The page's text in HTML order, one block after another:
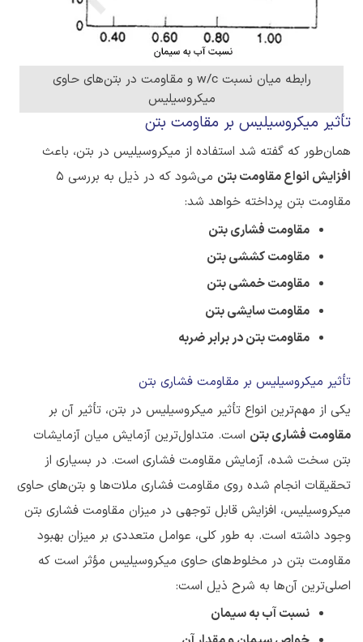
رابطه میان نسبت w/c و مقاومت در بتن‌های حاوی
میکروسیلیس
تأثیر میکروسیلیس بر مقاومت بتن
همان‌طور که گفته شد استفاده از میکروسیلیس در بتن، باعث
افزایش انواع مقاومت بتن
می‌شود که در ذیل به بررسی 5
مقاومت بتن پرداخته خواهد شد:
مقاومت فشاری بتن
مقاومت کششی بتن
مقاومت خمشی بتن
مقاومت سایشی بتن
مقاومت بتن در برابر ضربه
تأثیر میکروسیلیس بر مقاومت فشاری بتن
یکی از مهم‌ترین انواع تأثیر میکروسیلیس در بتن، تأثیر آن بر
مقاومت فشاری بتن است. متداول‌ترین آزمایش میان آزمایشات
بتن سخت شده، آزمایش مقاومت فشاری است. در بسیاری از
تحقیقات انجام شده روی مقاومت فشاری ملات‌ها و بتن‌های حاوی
میکروسیلیس، افزایش قابل توجهی در میزان مقاومت فشاری بتن
وجود داشته است. به طور کلی، عوامل متعددی بر میزان بهبود
مقاومت بتن در مخلوط‌های حاوی میکروسیلیس مؤثر است که
اصلی‌ترین آن‌ها به شرح ذیل است:
نسبت آب به سیمان